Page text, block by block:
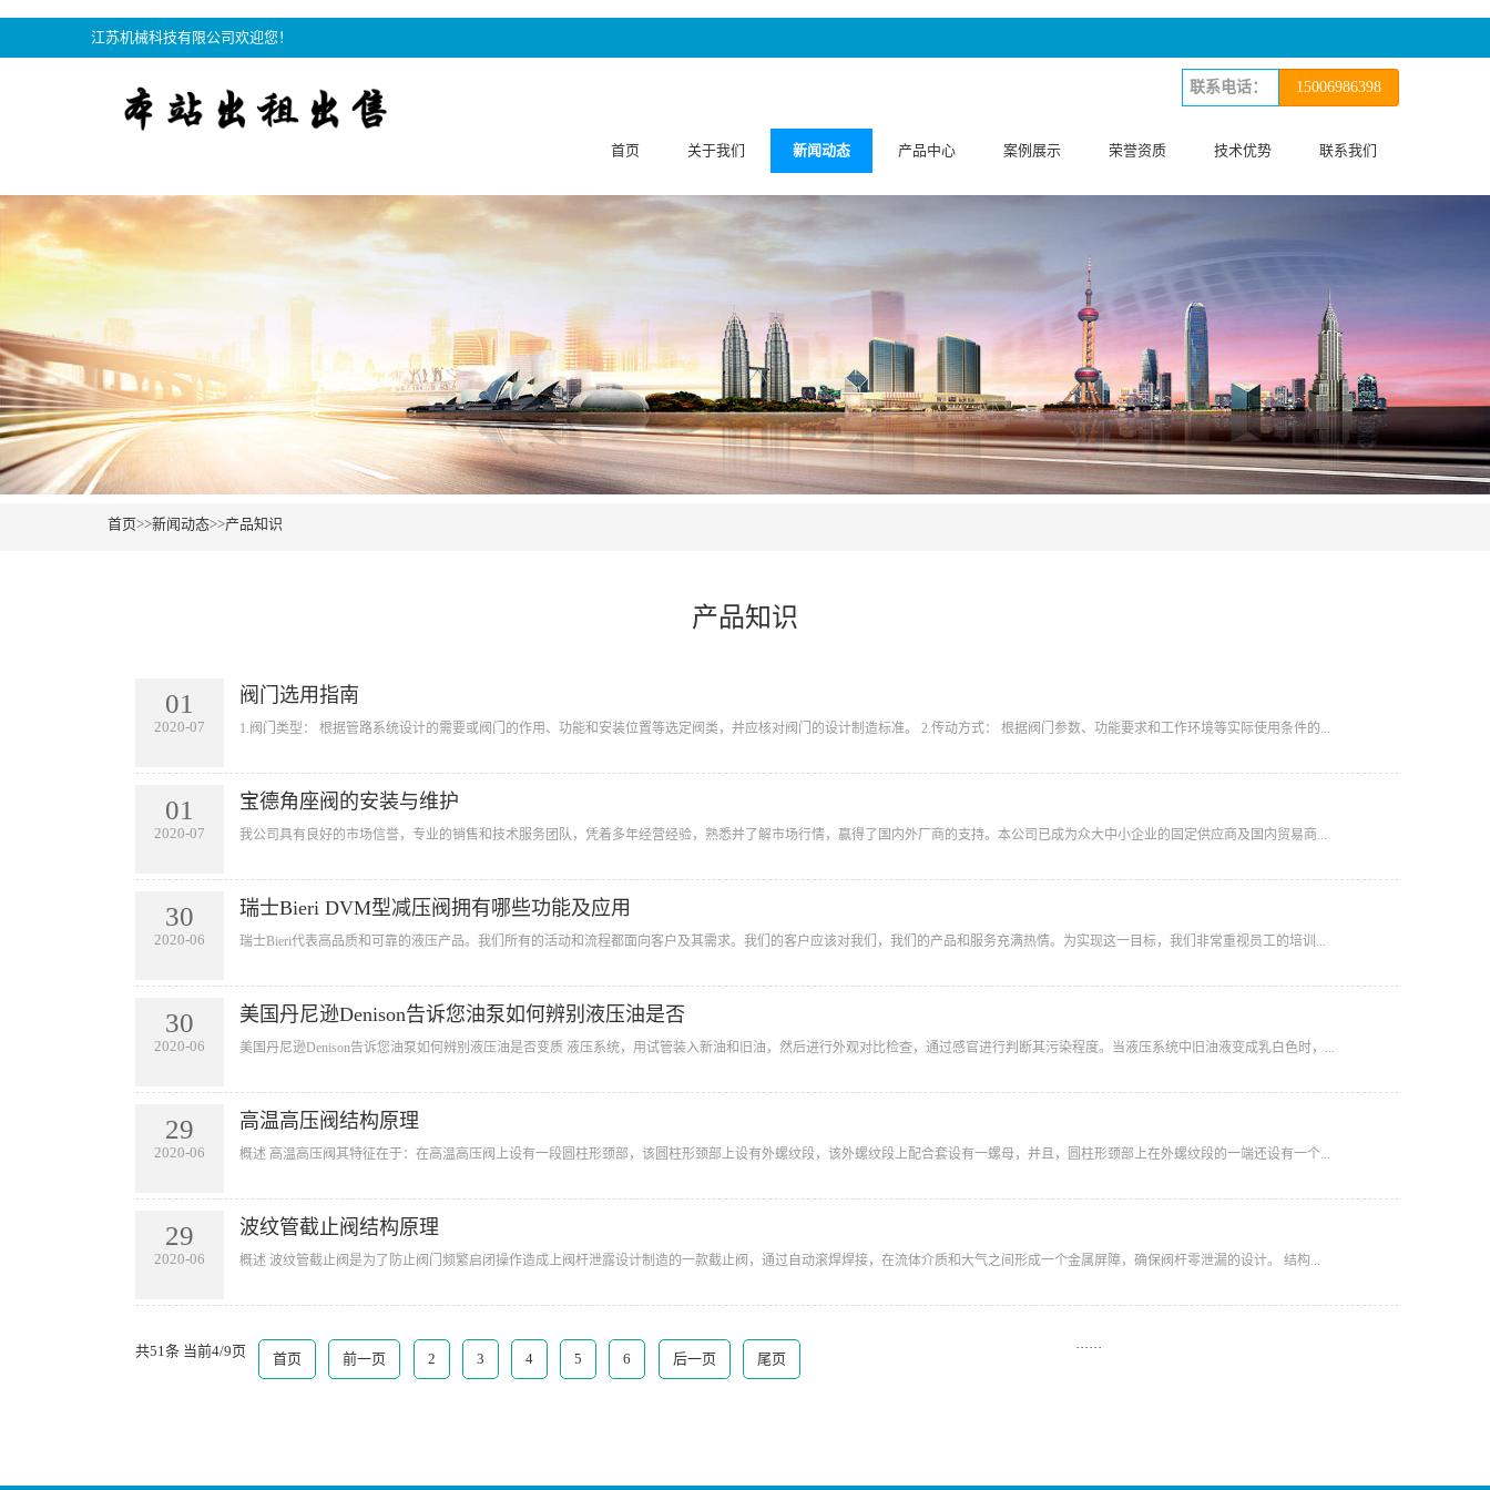
江苏机械科技有限公司欢迎您！
15006986398
首页 关于我们 新闻动态 产品中心 案例展示 荣誉资质 技术优势 联系我们
首页>>新闻动态>>产品知识
产品知识
01
2020-07
阀门选用指南
​1.阀门类型： 根据管路系统设计的需要或阀门的作用、功能和安装位置等选定阀类，并应核对阀门的设计制造标准。 2.传动方式： 根据阀门参数、功能要求和工作环境等实际使用条件的...
01
2020-07
宝德角座阀的安装与维护
​我公司具有良好的市场信誉，专业的销售和技术服务团队，凭着多年经营经验，熟悉并了解市场行情，赢得了国内外厂商的支持。本公司已成为众大中小企业的固定供应商及国内贸易商...
30
2020-06
瑞士Bieri DVM型减压阀拥有哪些功能及应用
​瑞士Bieri代表高品质和可靠的液压产品。我们所有的活动和流程都面向客户及其需求。我们的客户应该对我们，我们的产品和服务充满热情。为实现这一目标，我们非常重视员工的培训...
30
2020-06
美国丹尼逊Denison告诉您油泵如何辨别液压油是否
​美国丹尼逊Denison告诉您油泵如何辨别液压油是否变质 液压系统，用试管装入新油和旧油，然后进行外观对比检查，通过感官进行判断其污染程度。当液压系统中旧油液变成乳白色时，...
29
2020-06
高温高压阀结构原理
​概述 高温高压阀其特征在于：在高温高压阀上设有一段圆柱形颈部，该圆柱形颈部上设有外螺纹段，该外螺纹段上配合套设有一螺母，并且，圆柱形颈部上在外螺纹段的一端还设有一个...
29
2020-06
波纹管截止阀结构原理
​概述 波纹管截止阀是为了防止阀门频繁启闭操作造成上阀杆泄露设计制造的一款截止阀，通过自动滚焊焊接，在流体介质和大气之间形成一个金属屏障，确保阀杆零泄漏的设计。 结构...
共51条 当前4/9页 首页 前一页
···
2 3 4 5 6
···
后一页 尾页